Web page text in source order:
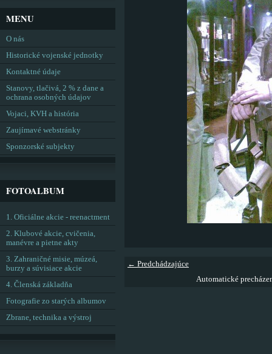
← Predchádzajúce
Automatické
MENU
O nás
Historické vojenské jednotky
Kontaktné údaje
Stanovy, tlačivá, 2 % z dane a
ochrana osobných údajov
Vojaci, KVH a história
Zaujímavé webstránky
Sponzorské subjekty
FOTOALBUM
1. Oficiálne akcie - reenactment
2. Klubové akcie, cvičenia,
manévre a pietne akty
3. Zahraničné misie, múzeá,
burzy a súvisiace akcie
4. Členská základňa
Fotografie zo starých albumov
Zbrane, technika a výstroj